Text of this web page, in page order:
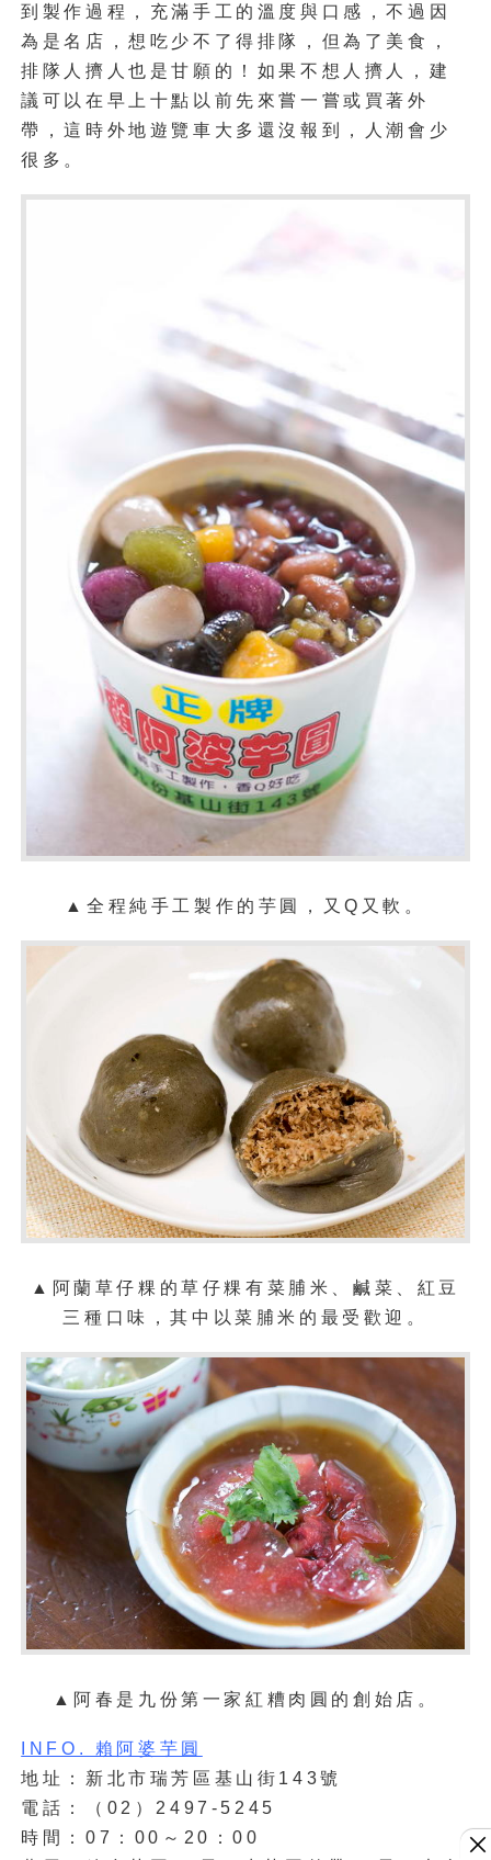
到製作過程，充滿手工的溫度與口感，不過因
為是名店，想吃少不了得排隊，但為了美食，
排隊人擠人也是甘願的！如果不想人擠人，建
議可以在早上十點以前先來嘗一嘗或買著外
帶，這時外地遊覽車大多還沒報到，人潮會少
很多。
▲ 全程純手工製作的芋圓，又Q又軟。
▲ 阿蘭草仔粿的草仔粿有菜脯米、鹹菜、紅豆
三種口味，其中以菜脯米的最受歡迎。
▲ 阿春是九份第一家紅糟肉圓的創始店。
INFO. 賴阿婆芋圓
地址：新北市瑞芳區基山街143號
電話：（02）2497-5245
時間：07：00～20：00